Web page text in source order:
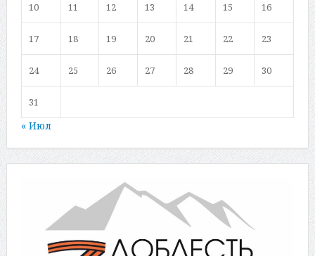
10 11 12 13 14 15 16
17 18 19 20 21 22 23
24 25 26 27 28 29 30
31
« Июл